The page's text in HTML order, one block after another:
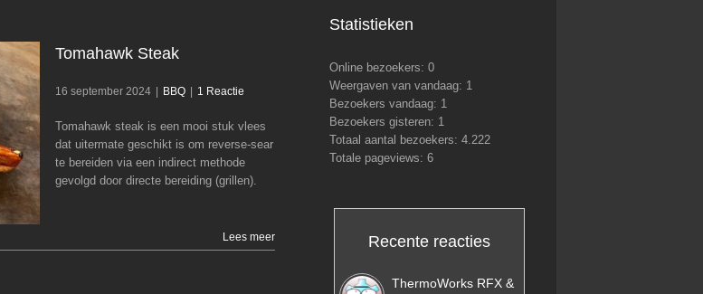
Tomahawk Steak
BBQ
Tomahawk Steak
16 september 2024 BBQ 1 Reactie
Tomahawk steak is een mooi stuk vlees
dat uitermate geschikt is om reverse-sear
te bereiden via een indirect methode
gevolgd door directe bereiding (grillen).
Lees meer
Statistieken
Online bezoekers:0
Weergaven van vandaag: 1
Bezoekers vandaag: 1
Bezoekers gisteren: 1
Totaal aantal bezoekers:4.222
Totale pageviews:6
Recente reacties
ThermoWorks RFX &